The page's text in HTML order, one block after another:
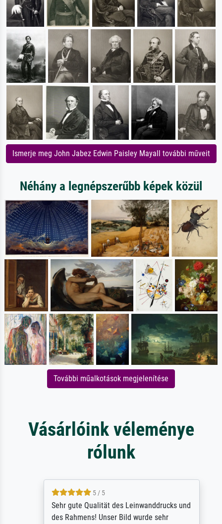
Ismerje meg John Jabez Edwin Paisley Mayall további műveit
Néhány a legnépszerűbb képek közül
További műalkotások megjelenítése
Vásárlóink véleménye
rólunk
5 / 5
Sehr gute Qualität des Leinwanddrucks und
des Rahmens! Unser Bild wurde sehr